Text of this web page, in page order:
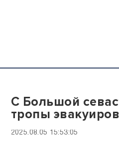
С Большой
тропы
2025.08.05 15:53:05